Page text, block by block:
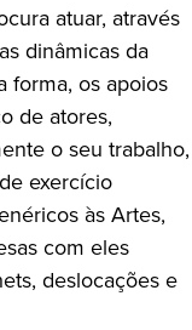
atuar, através
dinâmicas da
forma, os apoios
de atores,
o seu trabalho,
exercício
às Artes,
com eles
deslocações e